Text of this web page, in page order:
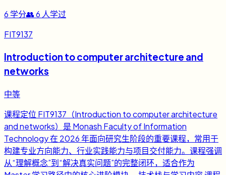
6 学分👥6 人学过
FIT9137
Introduction to computer architecture and
networks
中等
课程定位 FIT9137（Introduction to computer architecture
and networks）是 Monash Faculty of Information
Technology 在 2026 年面向研究生阶段的重要课程，常用于
构建专业方向能力、行业实践能力与项目交付能力。课程强调
从“理解概念”到“解决真实问题”的完整闭环，适合作为